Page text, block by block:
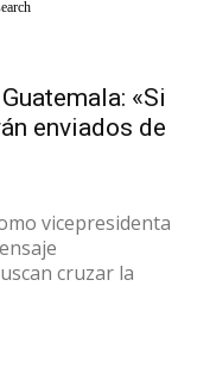
«Si
enviados de
vicepresidenta
cruzar la